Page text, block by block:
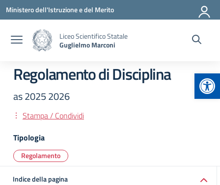
Vai ai contenuti
Vai al menu di navigazione
Vai al footer
Ministero dell'Istruzione e del Merito
Liceo Scientifico Statale
Guglielmo Marconi
Regolamento di Disciplina
as 2025 2026
Stampa / Condividi
Tipologia
Regolamento
Indice della pagina